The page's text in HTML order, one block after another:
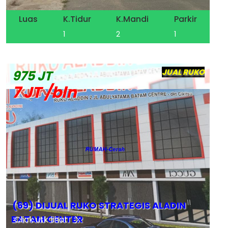
Luas
K.Tidur
1
K.Mandi
2
Parkir
1
JUAL RUKO
975 JT
7 JT /bln
(69) DIJUAL RUKO STRATEGIS ALADIN
BATAM CENTER
Click utk lihat